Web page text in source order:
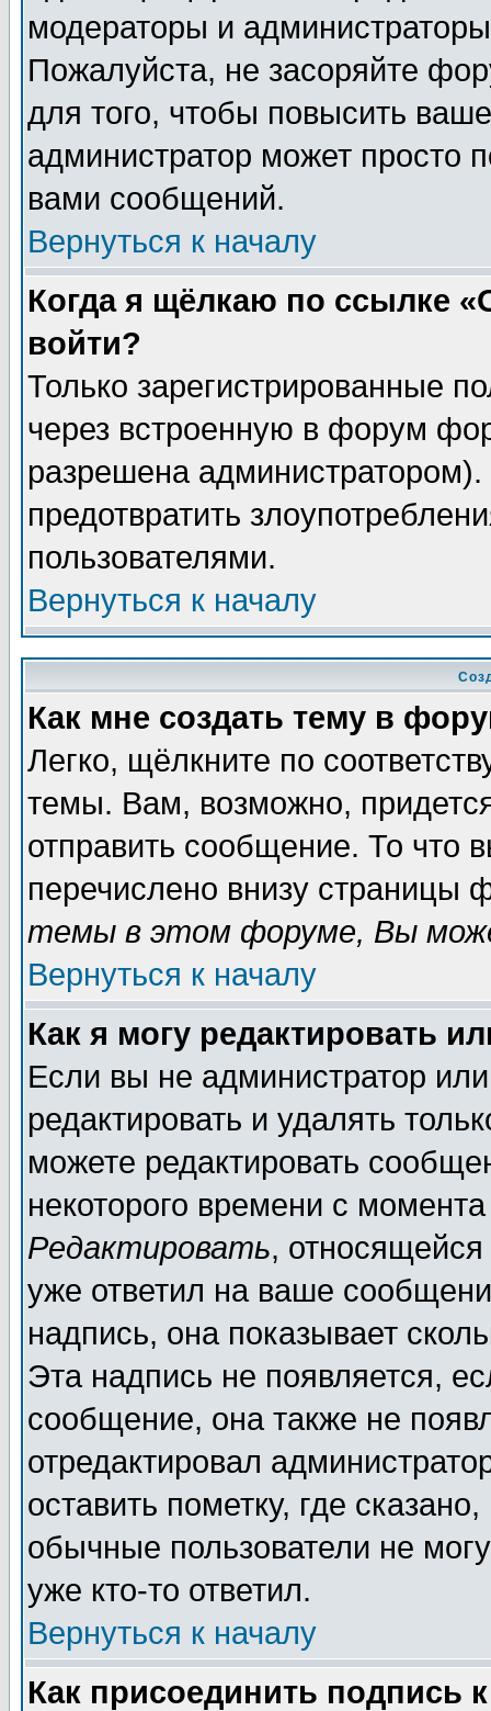
модераторы и
Пожалуйста, не засоряйте
для того, чтобы повысить
администратор может просто
вами сообщений.
Вернуться к началу
Когда я щёлкаю по ссылке
войти?
Только зарегистрированные
через встроенную в форум
разрешена
предотвратить
пользователями.
Вернуться к началу
Как мне создать тему в
Легко, щёлкните по
темы. Вам, возможно,
отправить сообщение. То что
перечислено внизу страницы
темы в этом форуме, Вы
Вернуться к началу
Как я могу редактировать
Если вы не администратор
редактировать и удалять
можете редактировать
некоторого времени с
Редактировать,
уже ответил на ваше
надпись, она показывает
Эта надпись не появляется,
сообщение, она также не
отредактировал
оставить пометку, где
обычные пользователи не
уже кто-то ответил.
Вернуться к началу
Как присоединить подпись